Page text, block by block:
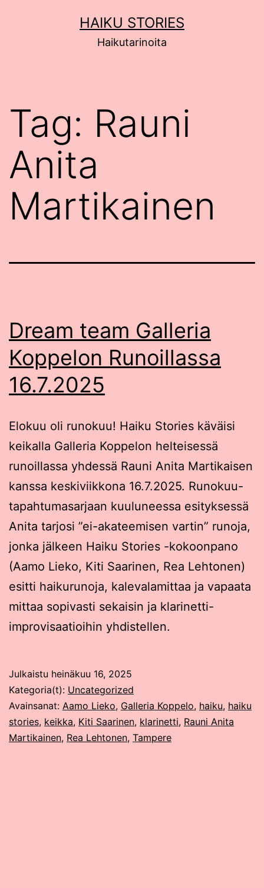
HAIKU STORIES
Haikutarinoita
Tag: Rauni
Anita
Martikainen
Dream team Galleria
Koppelon Runoillassa
16.7.2025
Elokuu oli runokuu! Haiku Stories käväisi
keikalla Galleria Koppelon helteisessä
runoillassa yhdessä Rauni Anita Martikaisen
kanssa keskiviikkona 16.7.2025. Runokuu-
tapahtumasarjaan kuuluneessa esityksessä
Anita tarjosi ”ei-akateemisen vartin” runoja,
jonka jälkeen Haiku Stories -kokoonpano
(Aamo Lieko, Kiti Saarinen, Rea Lehtonen)
esitti haikurunoja, kalevalamittaa ja vapaata
mittaa sopivasti sekaisin ja klarinetti-
improvisaatioihin yhdistellen.
Julkaistu heinäkuu 16, 2025
Kategoria(t): Uncategorized
Avainsanat: Aamo Lieko, Galleria Koppelo, haiku, haiku
stories, keikka, Kiti Saarinen, klarinetti, Rauni Anita
Martikainen, Rea Lehtonen, Tampere